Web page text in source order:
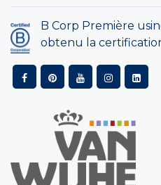
B Corp Première
obtenu la